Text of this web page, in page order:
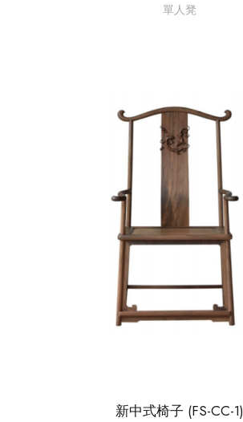
單人凳
新中式椅子 (FS-CC-1)